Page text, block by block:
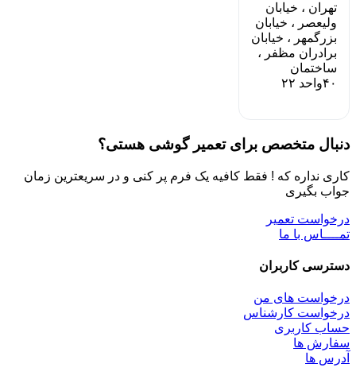
تهران ، خیابان
ولیعصر ، خیابان
بزرگمهر ، خیابان
برادران مظفر ،
ساختمان
۴۰واحد ۲۲
دنبال متخصص برای تعمیر گوشی هستی؟
کاری نداره که ! فقط کافیه یک فرم پر کنی و در سریعترین زمان
جواب بگیری
درخواست تعمیر
تمــــاس با ما
دسترسی کاربران
درخواست های من
درخواست کارشناس
حساب کاربری
سفارش ها
آدرس ها